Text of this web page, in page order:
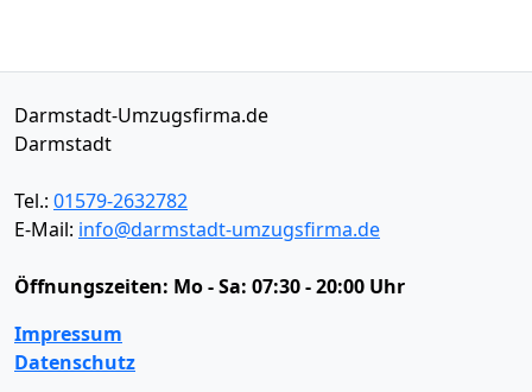
Darmstadt-Umzugsfirma.de
Darmstadt
Tel.: 01579-2632782
E-Mail: info@darmstadt-umzugsfirma.de
Öffnungszeiten: Mo - Sa: 07:30 - 20:00 Uhr
Impressum
Datenschutz